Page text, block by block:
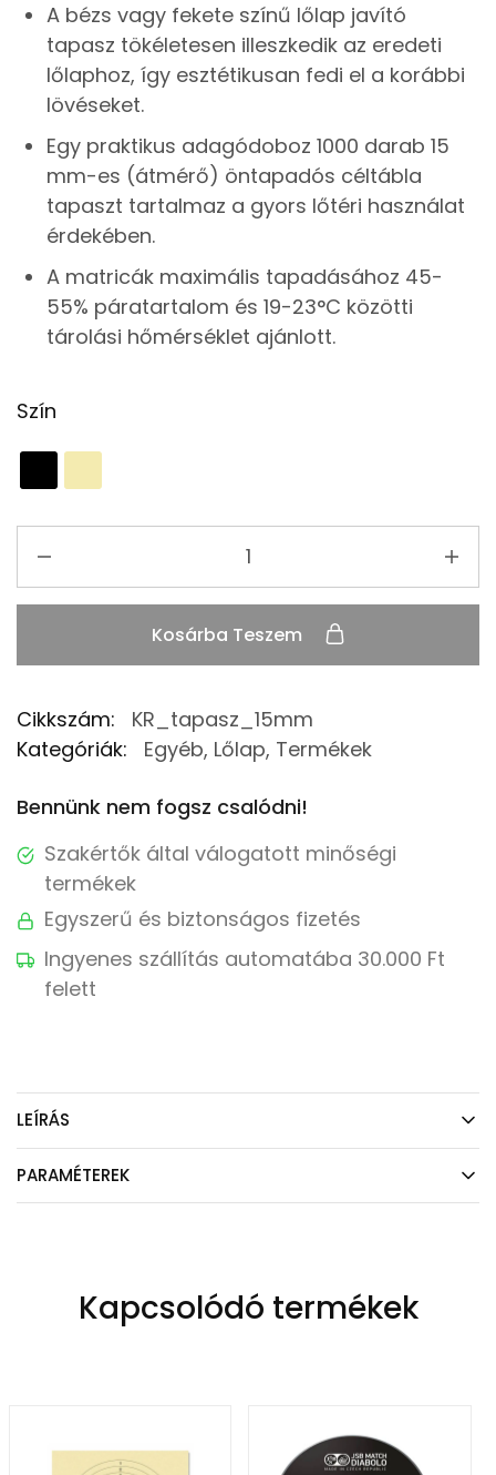
A bézs vagy fekete színű lőlap javító
tapasz tökéletesen illeszkedik az eredeti
lőlaphoz, így esztétikusan fedi el a korábbi
lövéseket.
Egy praktikus adagódoboz 1000 darab 15
mm-es (átmérő) öntapadós céltábla
tapaszt tartalmaz a gyors lőtéri használat
érdekében.
A matricák maximális tapadásához 45-
55% páratartalom és 19-23°C közötti
tárolási hőmérséklet ajánlott.
Szín
Kosárba Teszem
Cikkszám:
KR_tapasz_15mm
Kategóriák:
Egyéb, Lőlap, Termékek
Bennünk nem fogsz csalódni!
Szakértők által válogatott minőségi
termékek
Egyszerű és biztonságos fizetés
Ingyenes szállítás automatába 30.000 Ft
felett
LEÍRÁS
PARAMÉTEREK
Kapcsolódó termékek